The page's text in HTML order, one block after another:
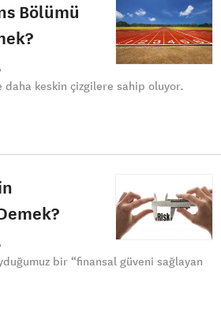
Bölümü
daha keskin çizgilere sahip oluyor.
bir “finansal güveni sağlayan